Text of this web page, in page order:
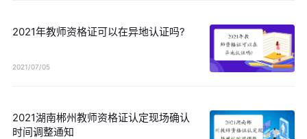
2021年教师资格证可以在异地认证吗?
2021/07/05
2021湖南郴州教师资格证认定现场确认
时间调整通知